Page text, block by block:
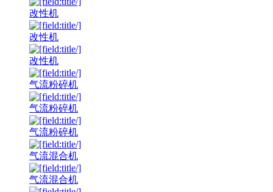
改性机
改性机
改性机
气流粉碎机
气流粉碎机
气流粉碎机
气流混合机
气流混合机